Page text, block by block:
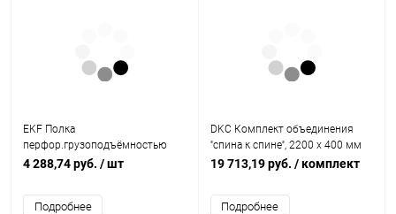
EKF Полка
перфор.грузоподъёмностью
100 кг (глубина 1000)
4 288,74 руб. / шт
Подробнее
DKC Комплект объединения
''спина к спине'', 2200 x 400 мм
(R5KFRE2240M)
19 713,19 руб. / комплект
Подробнее